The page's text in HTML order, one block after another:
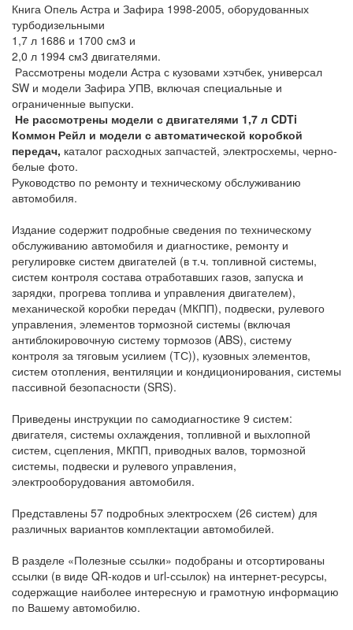
Книга Опель Астра и Зафира 1998-2005, оборудованных
турбодизельными
1,7 л 1686 и 1700 см3 и
2,0 л 1994 см3 двигателями.
Рассмотрены модели Астра с кузовами хэтчбек, универсал
SW и модели Зафира УПВ, включая специальные и
ограниченные выпуски.
Не рассмотрены модели с двигателями 1,7 л CDTi
Коммон Рейл и модели с автоматической коробкой
передач, каталог расходных запчастей, электросхемы, черно-
белые фото.
Руководство по ремонту и техническому обслуживанию
автомобиля.
Издание содержит подробные сведения по техническому
обслуживанию автомобиля и диагностике, ремонту и
регулировке систем двигателей (в т.ч. топливной системы,
систем контроля состава отработавших газов, запуска и
зарядки, прогрева топлива и управления двигателем),
механической коробки передач (МКПП), подвески, рулевого
управления, элементов тормозной системы (включая
антиблокировочную систему тормозов (ABS), систему
контроля за тяговым усилием (ТС)), кузовных элементов,
систем отопления, вентиляции и кондиционирования, системы
пассивной безопасности (SRS).
Приведены инструкции по самодиагностике 9 систем:
двигателя, системы охлаждения, топливной и выхлопной
систем, сцепления, МКПП, приводных валов, тормозной
системы, подвески и рулевого управления,
электрооборудования автомобиля.
Представлены 57 подробных электросхем (26 систем) для
различных вариантов комплектации автомобилей.
В разделе «Полезные ссылки» подобраны и отсортированы
ссылки (в виде QR-кодов и url-ссылок) на интернет-ресурсы,
содержащие наиболее интересную и грамотную информацию
по Вашему автомобилю.